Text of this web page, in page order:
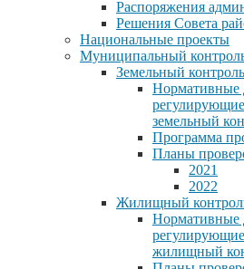
Распоряжения
Решения Совета
Национальные проекты
Муниципальный
Земельный контроль
Нормативные
земельный
Программа
Планы
2021
2022
Жилищный
Нормативные
жилищный